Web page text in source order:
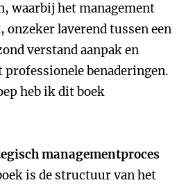
waarbij het management
onzeker laverend tussen een
verstand aanpak en
benaderingen.
heb ik dit boek
managementproces
is de structuur van het